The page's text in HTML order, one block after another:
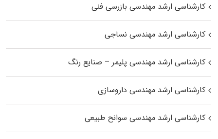
کارشناسی ارشد مهندسی بازرسی فنی
کارشناسی ارشد مهندسی نساجی
کارشناسی ارشد مهندسی پلیمر – صنایع رنگ
کارشناسی ارشد مهندسی داروسازی
کارشناسی ارشد مهندسی سوانح طبیعی